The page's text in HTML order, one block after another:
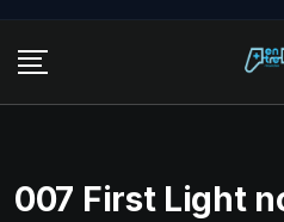
content
007 First Light